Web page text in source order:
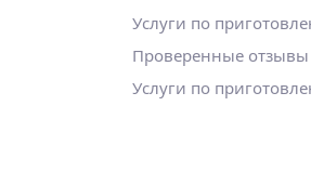
Услуги по
Проверенные отзывы
Услуги по